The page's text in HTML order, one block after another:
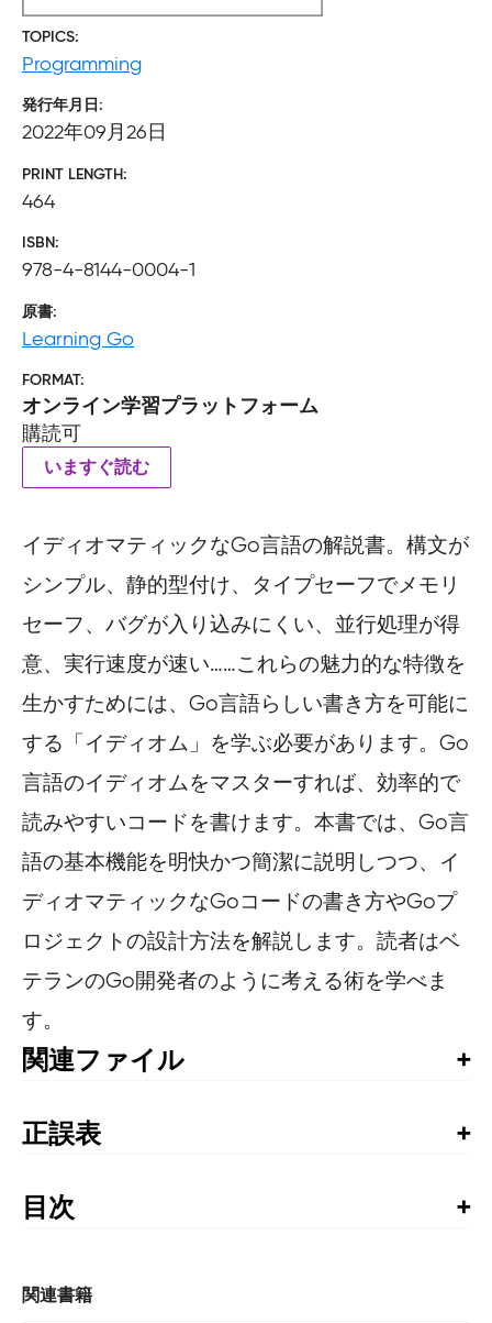
TOPICS
Programming
発行年月日
2022年09月26日
PRINT LENGTH
464
ISBN
978-4-8144-0004-1
原書
Learning Go
FORMAT
オンライン学習プラットフォーム
購読可
いますぐ読む
イディオマティックなGo言語の解説書。構文が
シンプル、静的型付け、タイプセーフでメモリ
セーフ、バグが入り込みにくい、並行処理が得
意、実行速度が速い……これらの魅力的な特徴を
生かすためには、Go言語らしい書き方を可能に
する「イディオム」を学ぶ必要があります。Go
言語のイディオムをマスターすれば、効率的で
読みやすいコードを書けます。本書では、Go言
語の基本機能を明快かつ簡潔に説明しつつ、イ
ディオマティックなGoコードの書き方やGoプ
ロジェクトの設計方法を解説します。読者はベ
テランのGo開発者のように考える術を学べま
す。
関連ファイル
翻訳者による日本語版のサポートページ
正誤表
います。お手持ちの書籍では、すでに修正が施されてい
る場合がありますので、書籍最終ページの奥付でお手持
正誤表
目次
まえがき
関連書籍